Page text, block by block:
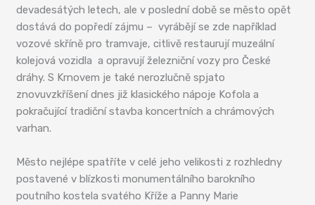
devadesátých letech, ale v poslední době se město opět
dostává do popředí zájmu – vyrábějí se zde například
vozové skříně pro tramvaje, citlivě restaurují muzeální
kolejová vozidla a opravují železniční vozy pro České
dráhy. S Krnovem je také nerozlučně spjato
znovuvzkříšení dnes již klasického nápoje Kofola a
pokračující tradiční stavba koncertních a chrámových
varhan.
Město nejlépe spatříte v celé jeho velikosti z rozhledny
postavené v blízkosti monumentálního barokního
poutního kostela svatého Kříže a Panny Marie